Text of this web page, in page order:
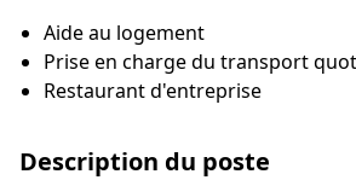
Aide au logement
Prise en charge du transport
Restaurant d'entreprise
Description du poste